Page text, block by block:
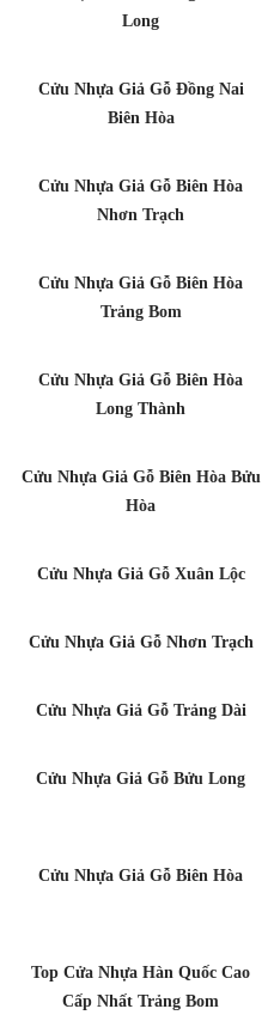
Long
Cửu Nhựa Giả Gỗ Đồng Nai
Biên Hòa
Cửu Nhựa Giả Gỗ Biên Hòa
Nhơn Trạch
Cửu Nhựa Giả Gỗ Biên Hòa
Trảng Bom
Cửu Nhựa Giả Gỗ Biên Hòa
Long Thành
Cửu Nhựa Giả Gỗ Biên Hòa Bửu
Hòa
Cửu Nhựa Giả Gỗ Xuân Lộc
Cửu Nhựa Giả Gỗ Nhơn Trạch
Cửu Nhựa Giả Gỗ Trảng Dài
Cửu Nhựa Giả Gỗ Bửu Long
Cửu Nhựa Giả Gỗ Biên Hòa
Top Cửa Nhựa Hàn Quốc Cao
Cấp Nhất Trảng Bom